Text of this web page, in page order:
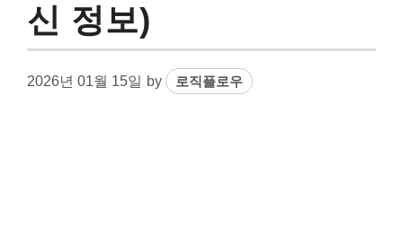
신 정보)
2026년 01월 15일 by 로직플로우